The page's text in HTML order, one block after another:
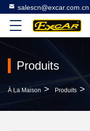
salescn@excar.com.cn
Produits
À La Maison > Produits >